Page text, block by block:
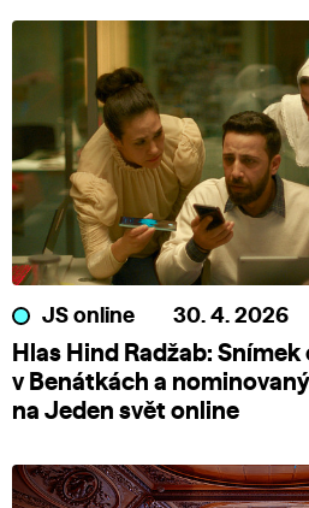
JS online 30. 4. 2026
Hlas Hind Radžab:
v Benátkách a
na Jeden svět online